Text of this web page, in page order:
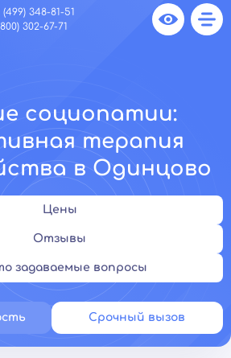
(499) 348-81-51
302-67-71
социопатии:
терапия
в Одинцово
Цены
Отзывы
задаваемые вопросы
Срочный вызов